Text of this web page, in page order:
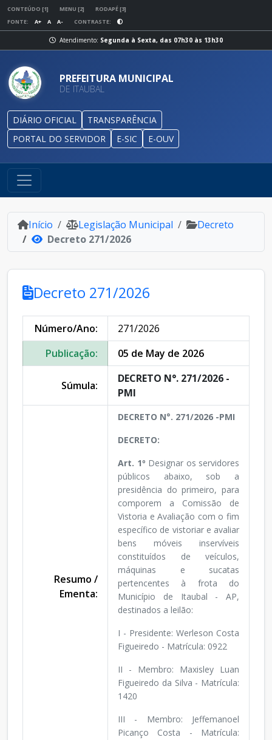
CONTEÚDO [1] MENU [2]
RODAPÉ [3]
FONTE:
A+ A A- CONTRASTE:
Atendimento: Segunda à Sexta, das 07h30 às 13h30
PREFEITURA MUNICIPAL
DE ITAUBAL
DIÁRIO OFICIAL
TRANSPARÊNCIA
PORTAL DO SERVIDOR
E-SIC E-OUV
Início Legislação Municipal
Decreto
Decreto 271/2026
Decreto 271/2026
Número/Ano:
271/2026
Publicação:
05 de May de 2026
Súmula:
DECRETO N°. 271/2026 -
PMI
Resumo /
Ementa:
DECRETO N°. 271/2026 -PMI
DECRETO:
Art. 1º Designar os servidores
públicos abaixo, sob a
presidência do primeiro, para
comporem a Comissão de
Vistoria e Avaliação com o fim
específico de vistoriar e avaliar
bens móveis inservíveis
constituídos de veículos,
máquinas e sucatas
pertencentes à frota do
Município de Itaubal - AP,
destinados a leilão:
I - Presidente: Werleson Costa
Figueiredo - Matrícula: 0922
II - Membro: Maxisley Luan
Figueiredo da Silva - Matrícula:
1420
III - Membro: Jeffemanoel
Picanço Costa - Matrícula: